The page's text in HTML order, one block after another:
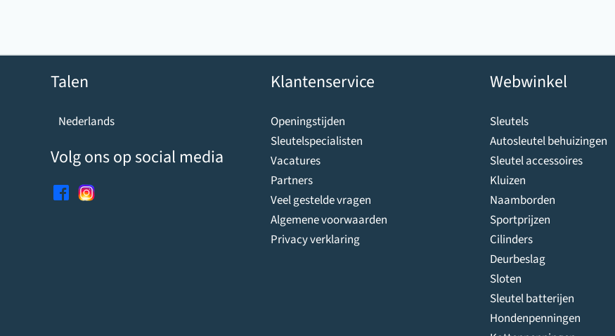
Talen
Nederlands
Volg ons op social media
Klantenservice
Openingstijden
Sleutelspecialisten
Vacatures
Partners
Veel gestelde vragen
Algemene voorwaarden
Privacy verklaring
Webwinkel
Sleutels
Autosleutel behuizingen
Sleutel accessoires
Kluizen
Naamborden
Sportprijzen
Cilinders
Deurbeslag
Sloten
Sleutel batterijen
Hondenpenningen